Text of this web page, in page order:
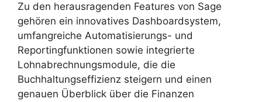
Zu den herausragenden Features von Sage
gehören ein innovatives Dashboardsystem,
umfangreiche Automatisierungs- und
Reportingfunktionen sowie integrierte
Lohnabrechnungsmodule, die die
Buchhaltungseffizienz steigern und einen
genauen Überblick über die Finanzen